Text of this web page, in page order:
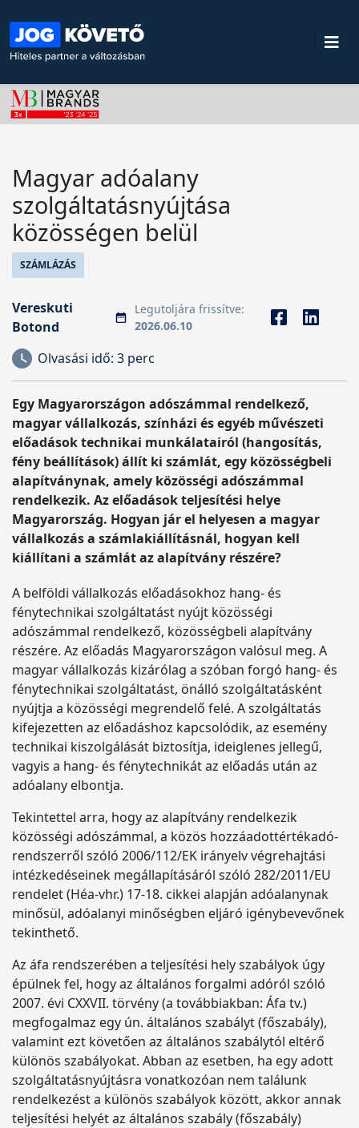
Magyar adóalany
szolgáltatásnyújtása
közösségen belül
SZÁMLÁZÁS
Vereskuti
Botond
Legutoljára frissítve:
2026.06.10
Olvasási idő: 3 perc
Egy Magyarországon adószámmal rendelkező,
magyar vállalkozás, színházi és egyéb művészeti
előadások technikai munkálatairól (hangosítás,
fény beállítások) állít ki számlát, egy közösségbeli
alapítványnak, amely közösségi adószámmal
rendelkezik. Az előadások teljesítési helye
Magyarország. Hogyan jár el helyesen a magyar
vállalkozás a számlakiállításnál, hogyan kell
kiállítani a számlát az alapítvány részére?
A belföldi vállalkozás előadásokhoz hang- és
fénytechnikai szolgáltatást nyújt közösségi
adószámmal rendelkező, közösségbeli alapítvány
részére. Az előadás Magyarországon valósul meg. A
magyar vállalkozás kizárólag a szóban forgó hang- és
fénytechnikai szolgáltatást, önálló szolgáltatásként
nyújtja a közösségi megrendelő felé. A szolgáltatás
kifejezetten az előadáshoz kapcsolódik, az esemény
technikai kiszolgálását biztosítja, ideiglenes jellegű,
vagyis a hang- és fénytechnikát az előadás után az
adóalany elbontja.
Tekintettel arra, hogy az alapítvány rendelkezik
közösségi adószámmal, a közös hozzáadottértékadó-
rendszerről szóló 2006/112/EK irányelv végrehajtási
intézkedéseinek megállapításáról szóló 282/2011/EU
rendelet (Héa-vhr.) 17-18. cikkei alapján adóalanynak
minősül, adóalanyi minőségben eljáró igénybevevőnek
tekinthető.
Az áfa rendszerében a teljesítési hely szabályok úgy
épülnek fel, hogy az általános forgalmi adóról szóló
2007. évi CXXVII. törvény (a továbbiakban: Áfa tv.)
megfogalmaz egy ún. általános szabályt (főszabály),
valamint ezt követően az általános szabálytól eltérő
különös szabályokat. Abban az esetben, ha egy adott
szolgáltatásnyújtásra vonatkozóan nem találunk
rendelkezést a különös szabályok között, akkor annak
teljesítési helyét az általános szabály (főszabály)